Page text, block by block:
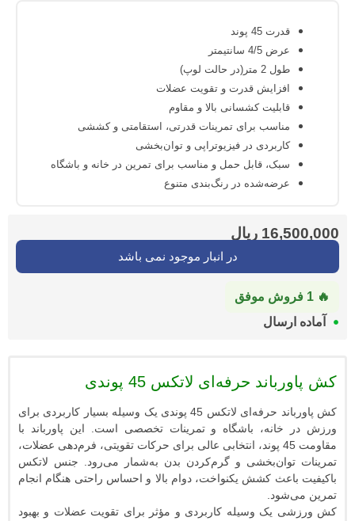
افزایش قدرت و تقویت عضلات
قابلیت کشسانی بالا و مقاوم
مناسب برای تمرینات قدرتی، استقامتی و کششی
کاربردی در فیزیوتراپی و توان‌بخشی
سبک، قابل حمل و مناسب برای تمرین در خانه و باشگاه
عرضه‌شده در رنگ‌بندی متنوع
ریال
در انبار موجود نمی باشد
حرفه‌ای لاتکس 45 پوندی
کش پاورباند حرفه‌ای لاتکس 45 پوندی یک وسیله‌ بسیار کاربردی برای
باشگاه و تمرینات تخصصی است. این پاورباند با
مقاومت 45 پوند، انتخابی عالی برای حرکات تقویتی، فرم‌دهی عضلات،
توان‌بخشی و گرم‌کردن بدن به‌شمار می‌رود. جنس لاتکس
کشش یکنواخت، دوام بالا و احساس راحتی هنگام انجام
یک وسیله‌ کاربردی و مؤثر برای تقویت عضلات و بهبود